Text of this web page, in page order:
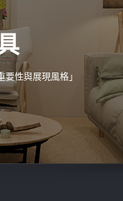
性與展現風格」